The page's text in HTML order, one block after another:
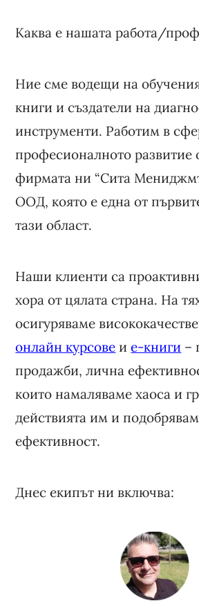
Каква е нашата работа/
Ние сме водещи на
книги и създатели на
инструменти. Работим в
професионалното развитие
фирмата ни “Сита
ООД, която е една от
тази област.
Наши клиенти са
хора от цялата страна. На
осигуряваме
онлайн курсове ие-книги –
продажби, лична
които намаляваме хаоса и
действията им и
ефективност.
Днес екипът ни включва: